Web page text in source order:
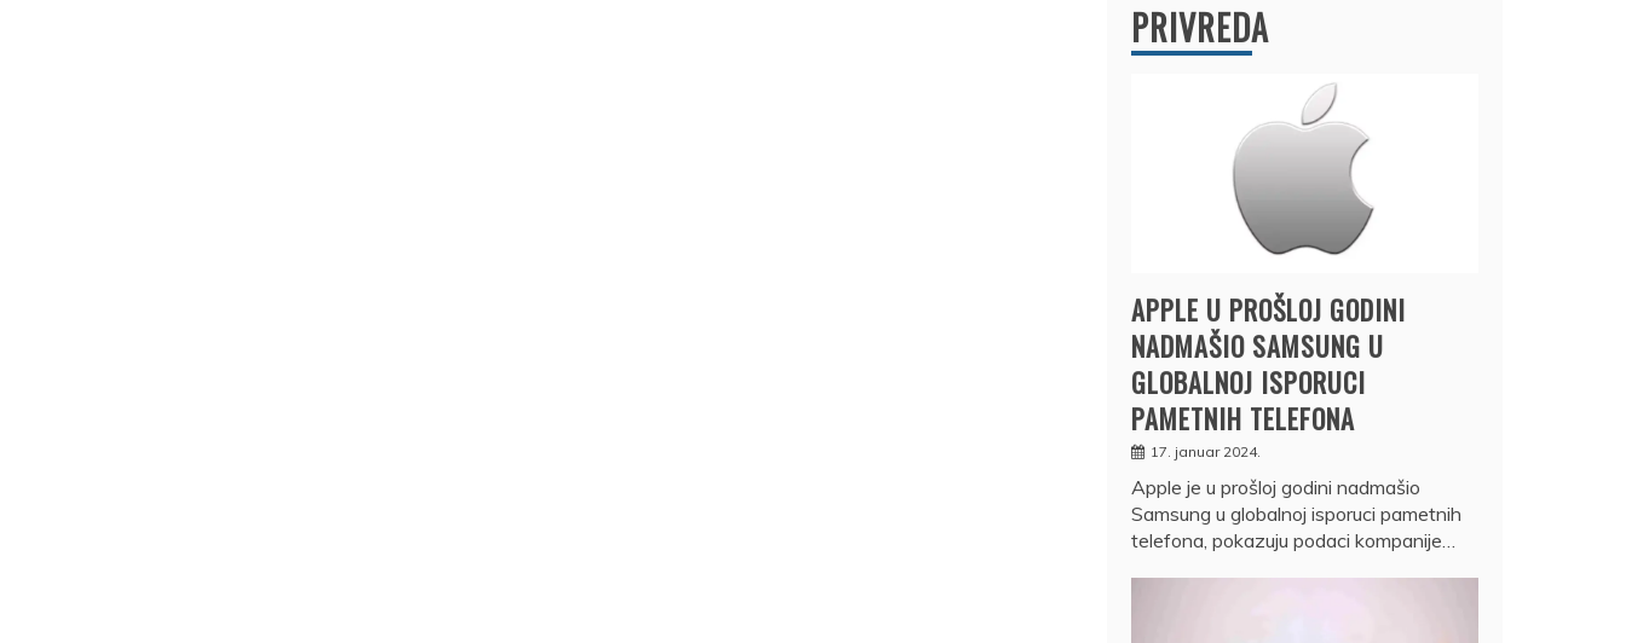
PRIVREDA
APPLE U PROŠLOJ GODINI
NADMAŠIO SAMSUNG U
GLOBALNOJ ISPORUCI
PAMETNIH TELEFONA
17. januar 2024.
Apple je u prošloj godini nadmašio
Samsung u globalnoj isporuci pametnih
telefona, pokazuju podaci kompanije…